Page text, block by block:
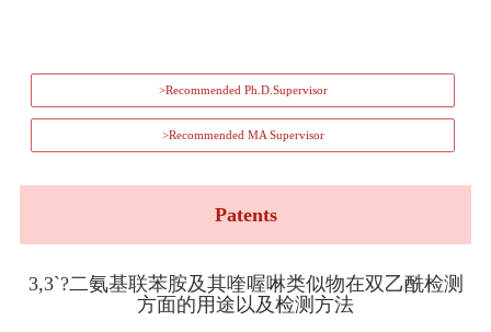
>Recommended Ph.D.Supervisor
>Recommended MA Supervisor
Patents
3,3`?二氨基联苯胺及其喹喔啉类似物在双乙酰检测
方面的用途以及检测方法